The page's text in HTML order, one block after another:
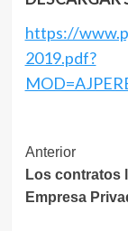
https://
2019.pdf?
de
entradas
Anterior
Los contratos
Empresa